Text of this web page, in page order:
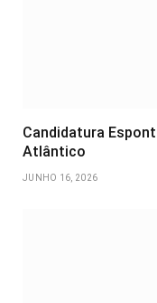
Candidatura
Atlântico
JUNHO 16, 2026